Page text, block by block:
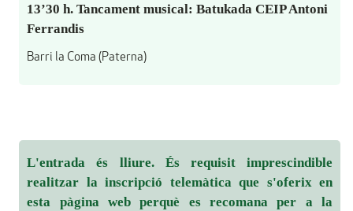
13’30 h. Tancament musical: Batukada CEIP Antoni
Ferrandis
Barri la Coma (Paterna)
L'entrada és lliure. És requisit imprescindible
realitzar la inscripció telemàtica que s'oferix en
esta pàgina web perquè es recomana per a la